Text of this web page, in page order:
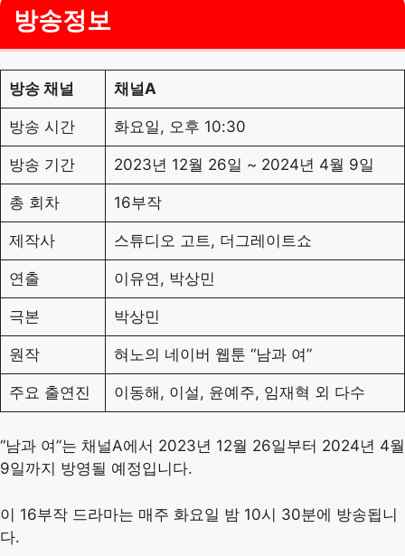
방송정보
방송 채널 채널A
방송 시간 화요일, 오후 10:30
방송 기간 2023년 12월 26일 ~ 2024년 4월 9일
총 회차 16부작
제작사 스튜디오 고트, 더그레이트쇼
연출 이유연, 박상민
극본 박상민
원작 혀노의 네이버 웹툰 “남과 여”
주요 출연진 이동해, 이설, 윤예주, 임재혁 외 다수
“남과 여”는 채널A에서 2023년 12월 26일부터 2024년 4월
9일까지 방영될 예정입니다.
이 16부작 드라마는 매주 화요일 밤 10시 30분에 방송됩니
다.